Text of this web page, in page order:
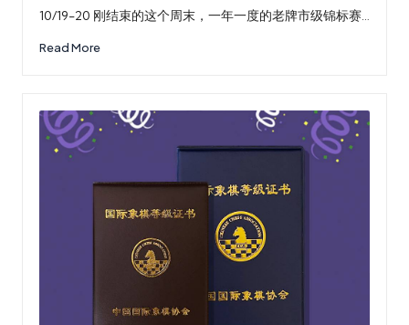
in
10/19-20 刚结束的这个周末，一年一度的老牌市级锦标赛…
Read More